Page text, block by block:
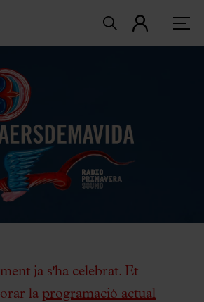
ja s'ha celebrat. Et
la programació actual